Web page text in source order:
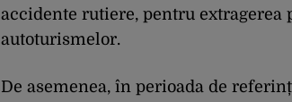
accidente rutiere, pentru
autoturismelor.
De asemenea, în perioada de